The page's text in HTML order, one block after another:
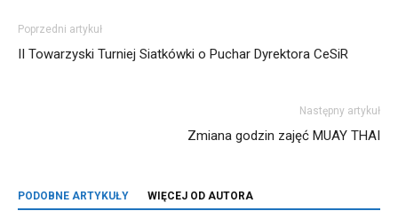
Poprzedni artykuł
II Towarzyski Turniej Siatkówki o Puchar Dyrektora CeSiR
Następny artykuł
Zmiana godzin zajęć MUAY THAI
PODOBNE ARTYKUŁY WIĘCEJ OD AUTORA